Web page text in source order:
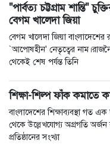
"পার্বত্য চট্টগ্রাম শান্তি"
বেগম খালেদা জিয়া
বেগম খালেদা জিয়া
`আপোষহীন' নেতৃত্বের
থেকেই শেষ পর্যন্ত তিনি
শিক্ষা-শিল্প ফাঁক কমাতে
বাংলাদেশের শিক্ষাব্যবস্থা গত
থেকে উল্লেখযোগ্য অগ্রগতি অর্জন
প্রতিষ্ঠানের সংখ্যা